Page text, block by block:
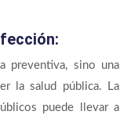
preventiva, sino una
la salud pública. La
puede llevar a